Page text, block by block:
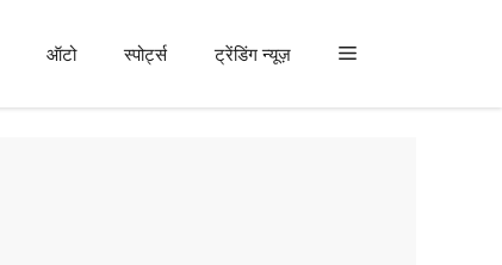
ऑटो स्पोर्ट्स ट्रेंडिंग न्यूज़